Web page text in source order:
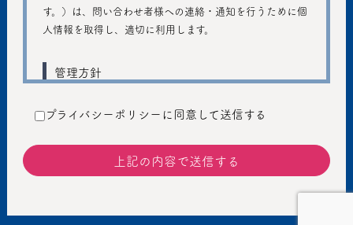
す。）は、問い合わせ者様への連絡・通知を行うために個
人情報を取得し、適切に利用します。
管理方針
保護に十分注意し、個人情報の保護に関する法律および管
義務を持って適切に取り扱うものとし、不正アクセス、不
正利用などの防止に努めます。
プライバシーポリシーに同意して送信する